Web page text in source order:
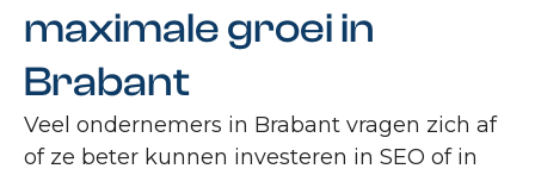
maximale groei in
Brabant
Veel ondernemers in Brabant vragen zich af
of ze beter kunnen investeren in SEO of in